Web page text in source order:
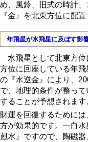
め、風鈴、旧式の時計
『金』を北東方位に配
年飛星が水飛星に及ぼす影
水飛星として北東方位
方位に回座している年
の『水逆金』により、
で、地理的条件が整っ
することが予想されます
財運を回復するために
方が効果的です。一白
剋水』ですので、陶磁